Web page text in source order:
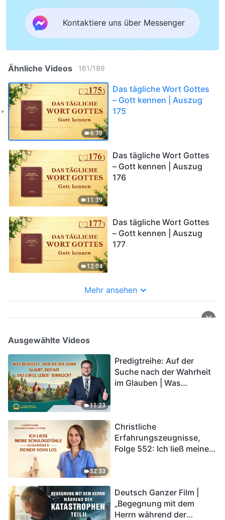
Kontaktiere uns über Messenger
Ähnliche Videos 161/186
6:38
Das tägliche Wort Gottes
– Gott kennen | Auszug
175
11:39
Das tägliche Wort Gottes
– Gott kennen | Auszug
176
12:04
Das tägliche Wort Gottes
– Gott kennen | Auszug
177
Mehr ansehen
Ausgewählte Videos
11:23
Predigtreihe: Auf der
Suche nach der Wahrheit
im Glauben | Was
52:33
Christliche
Erfahrungszeugnisse,
Folge 552: Ich ließ meine
Deutsch Ganzer Film |
„Begegnung mit dem
Herrn während der